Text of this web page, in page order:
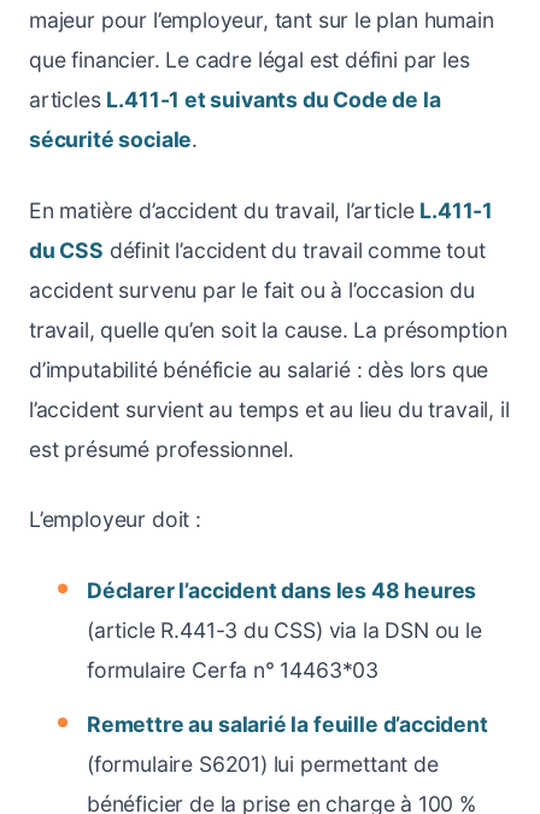
majeur pour l’employeur, tant sur le plan humain
que financier. Le cadre légal est défini par les
articles L.411-1 et suivants du Code de la
sécurité sociale.
En matière d’accident du travail, l’article L.411-1
du CSS définit l’accident du travail comme tout
accident survenu par le fait ou à l’occasion du
travail, quelle qu’en soit la cause. La présomption
d’imputabilité bénéficie au salarié : dès lors que
l’accident survient au temps et au lieu du travail, il
est présumé professionnel.
L’employeur doit :
Déclarer l’accident dans les 48 heures
(article R.441-3 du CSS) via la DSN ou le
formulaire Cerfa n° 14463*03
Remettre au salarié la feuille d’accident
(formulaire S6201) lui permettant de
bénéficier de la prise en charge à 100 %